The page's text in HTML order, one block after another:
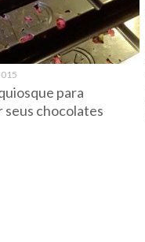
para
seus chocolates